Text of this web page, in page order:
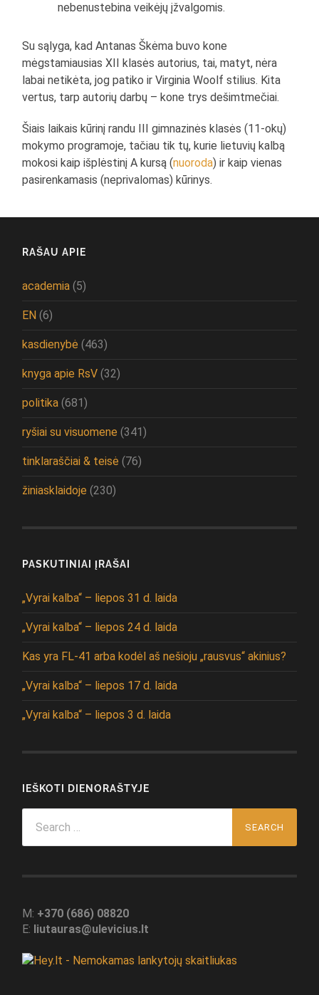
nebenustebina veikėjų įžvalgomis.
Su sąlyga, kad Antanas Škėma buvo kone
mėgstamiausias XII klasės autorius, tai, matyt, nėra
labai netikėta, jog patiko ir Virginia Woolf stilius. Kita
vertus, tarp autorių darbų – kone trys dešimtmečiai.
Šiais laikais kūrinį randu III gimnazinės klasės (11-okų)
mokymo programoje, tačiau tik tų, kurie lietuvių kalbą
mokosi kaip išplėstinį A kursą (nuoroda) ir kaip vienas
pasirenkamasis (neprivalomas) kūrinys.
RAŠAU APIE
academia (5)
EN (6)
kasdienybė (463)
knyga apie RsV (32)
politika (681)
ryšiai su visuomene (341)
tinklaraščiai & teisė (76)
žiniasklaidoje (230)
PASKUTINIAI ĮRAŠAI
„Vyrai kalba“ – liepos 31 d. laida
„Vyrai kalba“ – liepos 24 d. laida
Kas yra FL-41 arba kodėl aš nešioju „rausvus“ akinius?
„Vyrai kalba“ – liepos 17 d. laida
„Vyrai kalba“ – liepos 3 d. laida
IEŠKOTI DIENORAŠTYJE
for:
M: +370 (686) 08820
E: liutauras@ulevicius.lt